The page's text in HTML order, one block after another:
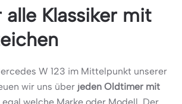
Klassiker mit
W 123 im Mittelpunkt unserer
wir uns über jeden Oldtimer mit